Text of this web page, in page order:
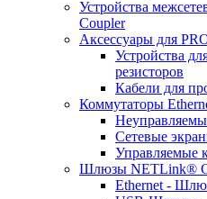
Устройства
Coupler
Аксессуары для
Устройства
резисторов
Кабели для
Коммутаторы
Сетевые
Управляемые
Шлюзы NETLink®
Ethernet -